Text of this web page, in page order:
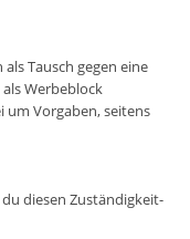
Tausch gegen eine
Werbeblock
um Vorgaben, seitens
diesen Zuständigkeit-